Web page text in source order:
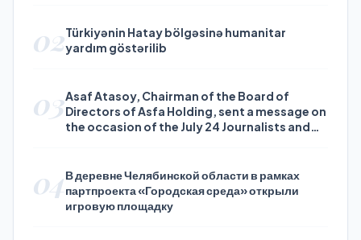
02Türkiyənin Hatay bölgəsinə humanitar
yardım göstərilib
03Asaf Atasoy, Chairman of the Board of
Directors of Asfa Holding, sent a message on
the occasion of the July 24 Journalists and
04В деревне Челябинской области в рамках
партпроекта «Городская среда» открыли
игровую площадку